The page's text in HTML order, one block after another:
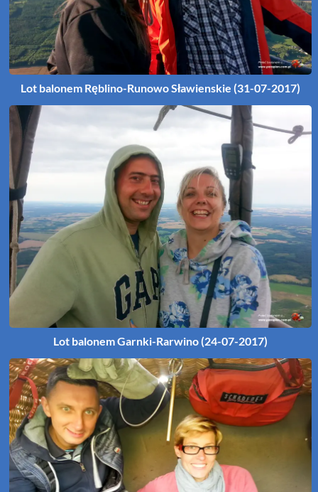
Lot balonem Ręblino-Runowo Sławienskie (31-07-2017)
Lot balonem Garnki-Rarwino (24-07-2017)